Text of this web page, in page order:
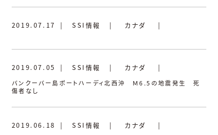
2019.07.17 | SSI情報 | カナダ |
2019.07.05 | SSI情報 | カナダ |
バンクーバー島ポートハーディ北西沖 Ｍ6.5の地震発生 死
傷者なし
2019.06.18 | SSI情報 | カナダ |